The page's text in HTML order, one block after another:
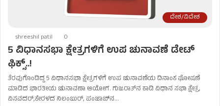
ದೇಶ/ವಿದೇಶ
shreeshil patil 0
5 ವಿಧಾನಸಭಾ ಕ್ಷೇತ್ರಗಳಿಗೆ ಉಪ ಚುನಾವಣೆ ಡೇಟ್​
ಫಿಕ್ಸ್​..!
ತೆರವುಗೊಂಡಿದ್ದ 5 ವಿಧಾನಸಭಾ ಕ್ಷೇತ್ರಗಳಿಗೆ ಉಪ ಚುನಾವಣೆಯ ದಿನಾಂಕ ಘೋಷಣೆ
ಮಾಡಿದ ಭಾರತೀಯ ಚುನಾವಣಾ ಆಯೋಗ. ಗುಜರಾತ್​​ನ ಕಾಡಿ ವಿಧಾನ ಸಭಾ ಕ್ಷೇತ್ರ,
ವಿಸವದರ್,ಕೇರಳದ ನಿಲಂಬುರ್​, ಪಂಜಾಬ್​ನ…